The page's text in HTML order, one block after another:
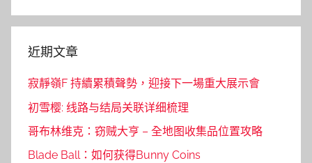
近期文章
寂靜嶺F 持續累積聲勢，迎接下一場重大展示會
初雪樱: 线路与结局关联详细梳理
哥布林维克：窃贼大亨 – 全地图收集品位置攻略
Blade Ball：如何获得Bunny Coins